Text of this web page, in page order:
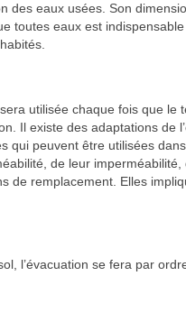
des eaux usées. Son
toutes eaux est
utilisée chaque fois que le
Il existe des adaptations de
qui peuvent être utilisées
de leur imperméabilité,
de remplacement. Elles
l’évacuation se fera par